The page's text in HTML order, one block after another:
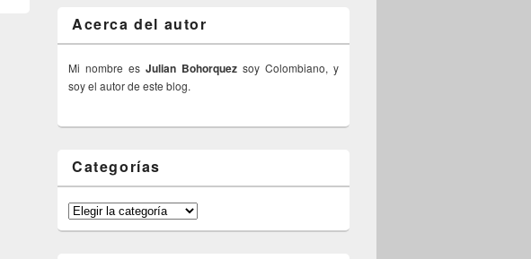
Acerca del autor
Mi nombre es Julian Bohorquez soy Colombiano, y
soy el autor de este blog.
Categorías
Categorías